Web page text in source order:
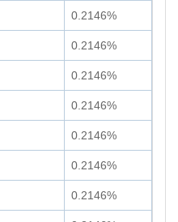
0.2146%
0.2146%
0.2146%
0.2146%
0.2146%
0.2146%
0.2146%